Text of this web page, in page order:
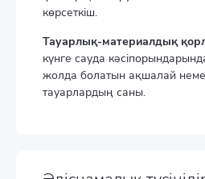
көрсеткіш.
Тауарлық-материалдық
күнге сауда
жолда болатын ақшалай
тауарлардың саны.